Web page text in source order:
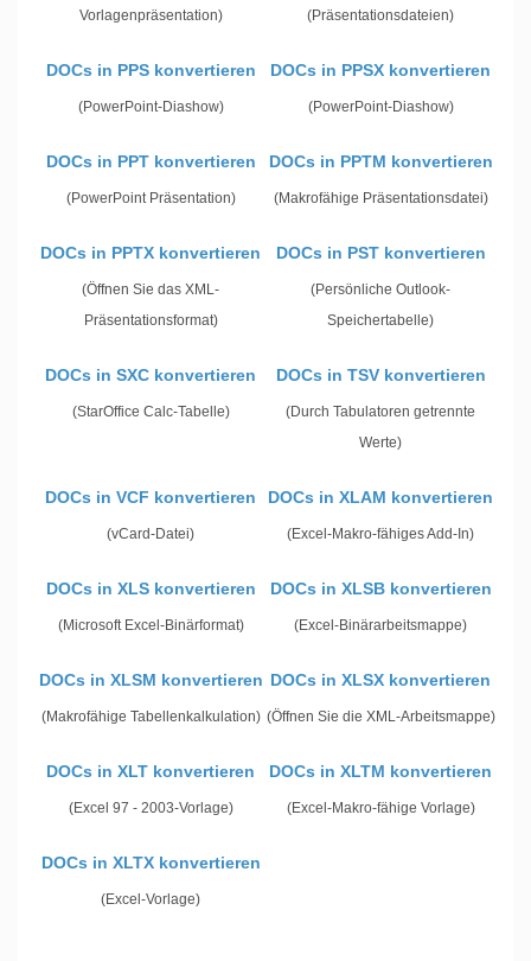
Vorlagenpräsentation)
(Präsentationsdateien)
DOCs in PPS konvertieren
(PowerPoint-Diashow)
DOCs in PPSX konvertieren
(PowerPoint-Diashow)
DOCs in PPT konvertieren
(PowerPoint Präsentation)
DOCs in PPTM konvertieren
(Makrofähige Präsentationsdatei)
DOCs in PPTX konvertieren
(Öffnen Sie das XML-
Präsentationsformat)
DOCs in PST konvertieren
(Persönliche Outlook-
Speichertabelle)
DOCs in SXC konvertieren
(StarOffice Calc-Tabelle)
DOCs in TSV konvertieren
(Durch Tabulatoren getrennte
Werte)
DOCs in VCF konvertieren
(vCard-Datei)
DOCs in XLAM konvertieren
(Excel-Makro-fähiges Add-In)
DOCs in XLS konvertieren
(Microsoft Excel-Binärformat)
DOCs in XLSB konvertieren
(Excel-Binärarbeitsmappe)
DOCs in XLSM konvertieren
(Makrofähige Tabellenkalkulation)
DOCs in XLSX konvertieren
(Öffnen Sie die XML-Arbeitsmappe)
DOCs in XLT konvertieren
(Excel 97 - 2003-Vorlage)
DOCs in XLTM konvertieren
(Excel-Makro-fähige Vorlage)
DOCs in XLTX konvertieren
(Excel-Vorlage)